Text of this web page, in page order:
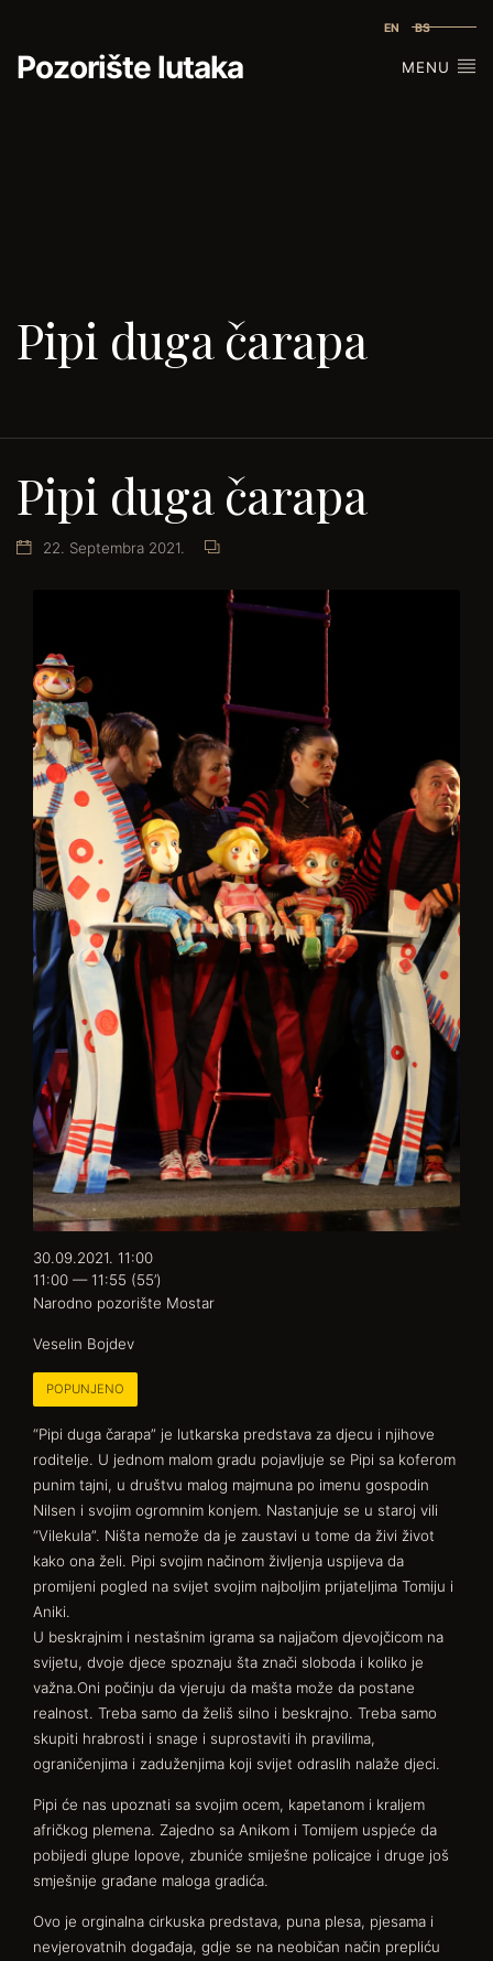
EN BS
Pozorište lutaka MENU
Pipi duga čarapa
Pipi duga čarapa
22. Septembra 2021.
“Pipi duga čarapa” je lutkarska predstava za djecu i njihove
roditelje. U jednom malom gradu pojavljuje se Pipi sa koferom
punim tajni, u društvu malog majmuna po imenu gospodin
Nilsen i svojim ogromnim konjem. Nastanjuje se u staroj vili
“Vilekula”. Ništa nemože da je zaustavi u tome da živi život
kako ona želi. Pipi svojim načinom življenja uspijeva da
promijeni pogled na svijet svojim najboljim prijateljima Tomiju i
Aniki.
U beskrajnim i nestašnim igrama sa najjačom djevojčicom na
svijetu, dvoje djece spoznaju šta znači sloboda i koliko je
važna.Oni počinju da vjeruju da mašta može da postane
realnost. Treba samo da želiš silno i beskrajno. Treba samo
skupiti hrabrosti i snage i suprostaviti ih pravilima,
ograničenjima i zaduženjima koji svijet odraslih nalaže djeci.
Pipi će nas upoznati sa svojim ocem, kapetanom i kraljem
afričkog plemena. Zajedno sa Anikom i Tomijem uspjeće da
pobijedi glupe lopove, zbuniće smiješne policajce i druge još
smješnije građane maloga gradića.
Ovo je orginalna cirkuska predstava, puna plesa, pjesama i
nevjerovatnih događaja, gdje se na neobičan način prepliću
30.09.2021. 11:00
11:00 — 11:55 (55’)
Narodno pozorište Mostar
Veselin Bojdev
POPUNJENO